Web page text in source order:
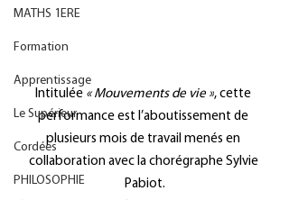
MATHS 1ERE
Formation
Apprentissage
Le Supérieur
Cordées
PHILOSOPHIE
Intitulée « Mouvements de vie », cette
performance est l’aboutissement de
plusieurs mois de travail menés en
collaboration avec la chorégraphe Sylvie
Pabiot.